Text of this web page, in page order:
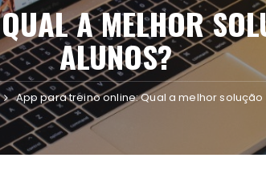
A MELHOR
ALUNOS?
App para treino online: Qual a melhor